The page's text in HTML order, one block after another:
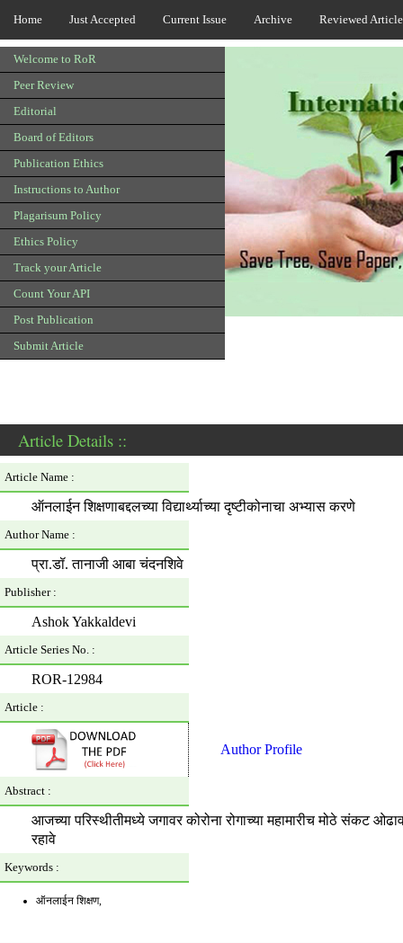
Home Just Accepted Current Issue Archive Reviewed
Welcome to RoR
Peer Review
Editorial
Board of Editors
Publication Ethics
Instructions to Author
Plagarisum Policy
Ethics Policy
Track your Article
Count Your API
Post Publication
Submit Article
Article Details ::
Article Name :
ऑनलाईन शिक्षणाबद्दलच्या विद्यार्थ्याच्या दृष्टीकोनाचा अभ्यास करणे
Author Name :
प्रा.डॉ. तानाजी आबा चंदनशिवे
Publisher :
Ashok Yakkaldevi
Article Series No. :
ROR-12984
Article :
Author Profile
Abstract :
आजच्या परिस्थीतीमध्ये जगावर कोरोना रोगाच्या महामारीच मोठे संकट
रहावे
Keywords :
ऑनलाईन शिक्षण,